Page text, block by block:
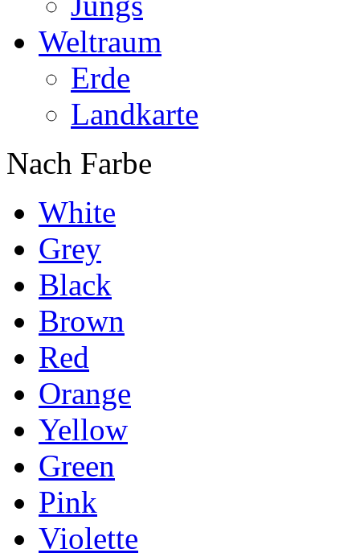
Weltraum
Erde
Landkarte
Nach Farbe
White
Grey
Black
Brown
Red
Orange
Yellow
Green
Pink
Violette